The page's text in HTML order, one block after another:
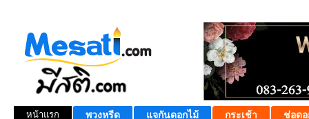
หน้าแรก พวงหรีด แจกันดอกไม้ กระเช้า ช่อดอ